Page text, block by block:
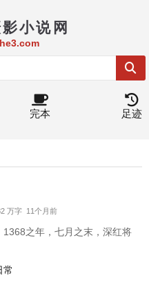
小说网
完本 足迹
万字 11个月前
1368之年，七月之末，深红将
常